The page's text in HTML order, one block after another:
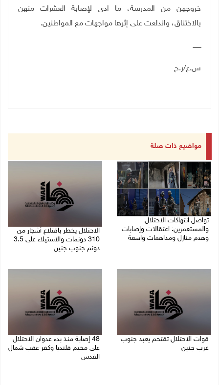
خروجهن من المدرسة، ما ادى لإصابة العشرات منهن
بالاختناق، واندلعت على إثرها مواجهات مع المواطنين.
ــــــــ
س.ع/ر.ح
مواضيع ذات صلة
تواصل انتهاكات الاحتلال
والمستعمرين: اعتقالات وإصابات
وهدم منازل ومداهمات واسعة
الاحتلال يخطر باقتلاع أشجار من
310 دونمات والاستيلاء على 3.5
دونم جنوب جنين
قوات الاحتلال تقتحم يعبد جنوب
غرب جنين
48 إصابة منذ بدء عدوان الاحتلال
على مخيم قلنديا وكفر عقب شمال
القدس